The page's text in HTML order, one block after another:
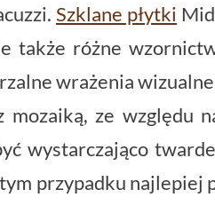
Szklane płytki
także różne
wrażenia
mozaiką, ze względu
wystarczająco
przypadku najlepiej